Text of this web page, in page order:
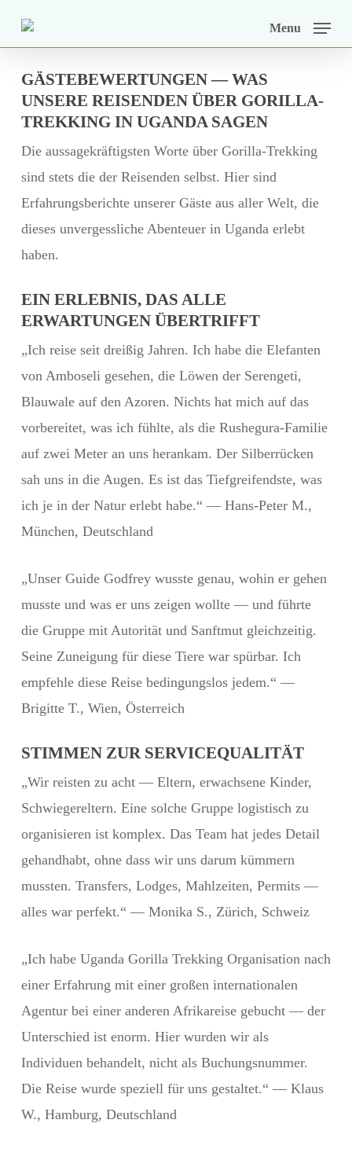
content
Menu
GÄSTEBEWERTUNGEN — WAS
UNSERE REISENDEN ÜBER GORILLA-
TREKKING IN UGANDA SAGEN
Die aussagekräftigsten Worte über Gorilla-Trekking
sind stets die der Reisenden selbst. Hier sind
Erfahrungsberichte unserer Gäste aus aller Welt, die
dieses unvergessliche Abenteuer in Uganda erlebt
haben.
EIN ERLEBNIS, DAS ALLE
ERWARTUNGEN ÜBERTRIFFT
„Ich reise seit dreißig Jahren. Ich habe die Elefanten
von Amboseli gesehen, die Löwen der Serengeti,
Blauwale auf den Azoren. Nichts hat mich auf das
vorbereitet, was ich fühlte, als die Rushegura-Familie
auf zwei Meter an uns herankam. Der Silberrücken
sah uns in die Augen. Es ist das Tiefgreifendste, was
ich je in der Natur erlebt habe.“ — Hans-Peter M.,
München, Deutschland
„Unser Guide Godfrey wusste genau, wohin er gehen
musste und was er uns zeigen wollte — und führte
die Gruppe mit Autorität und Sanftmut gleichzeitig.
Seine Zuneigung für diese Tiere war spürbar. Ich
empfehle diese Reise bedingungslos jedem.“ —
Brigitte T., Wien, Österreich
STIMMEN ZUR SERVICEQUALITÄT
„Wir reisten zu acht — Eltern, erwachsene Kinder,
Schwiegereltern. Eine solche Gruppe logistisch zu
organisieren ist komplex. Das Team hat jedes Detail
gehandhabt, ohne dass wir uns darum kümmern
mussten. Transfers, Lodges, Mahlzeiten, Permits —
alles war perfekt.“ — Monika S., Zürich, Schweiz
„Ich habe Uganda Gorilla Trekking Organisation nach
einer Erfahrung mit einer großen internationalen
Agentur bei einer anderen Afrikareise gebucht — der
Unterschied ist enorm. Hier wurden wir als
Individuen behandelt, nicht als Buchungsnummer.
Die Reise wurde speziell für uns gestaltet.“ — Klaus
W., Hamburg, Deutschland